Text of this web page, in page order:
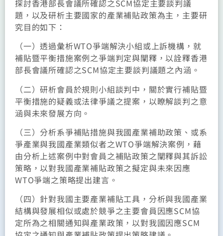
探討香港部長會議所確認之SCM協定主要談判議
題，以及研析主要國家的產業補貼政策為主，主要研
究目的如下：
（一）透過彙析WTO爭端解決小組或上訴機構，就
補貼暨平衡措施案例之爭端判定與闡釋，以詮釋香港
部長會議所確認之SCM協定主要談判議題之內涵。
（二）研析會員於規則小組談判中，關於實行補貼暨
平衡措施的疑義或法律爭議之提案，以瞭解談判之意
涵與未來發展方向。
（三）分析系爭補貼措施與我國產業補助政策、或系
爭產業與我國產業類似者之WTO爭端解決案例，藉
由分析上述案例中對會員之補貼政策之闡釋與其訴訟
策略，以對我國產業補貼政策之擬定與未來因應
WTO爭端之策略提出建言。
（四）針對我國主要產業補貼工具，分析與我國產業
結構與發展相似或處於競爭之主要會員因應SCM協
定所為之相關通知與產業政策，以對我國因應SCM